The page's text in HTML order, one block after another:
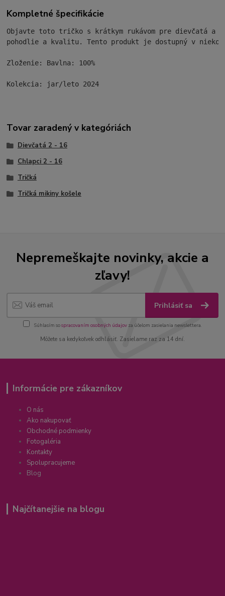
Kompletné špecifikácie
Objavte toto tričko s krátkym rukávom pre dievčatá a
pohodlie a kvalitu. Tento produkt je dostupný v
Zloženie: Bavlna: 100%
Kolekcia: jar/leto 2024
Tovar zaradený v kategóriách
Dievčatá 2 - 16
Chlapci 2 - 16
Tričká
Tričká mikiny košele
Nepremeškajte novinky, akcie a
zľavy!
Prihlásiť sa
Súhlasím sospracovaním osobných údajov za účelom zasielania newslettera.
Môžete sa kedykoľvek odhlásiť. Zasielame raz za 14 dní.
Informácie pre zákazníkov
O nás
Ako nakupovať
Obchodné podmienky
Fotogaléria
Kontakty
Spolupracujeme
Blog
Najčítanejšie na blogu